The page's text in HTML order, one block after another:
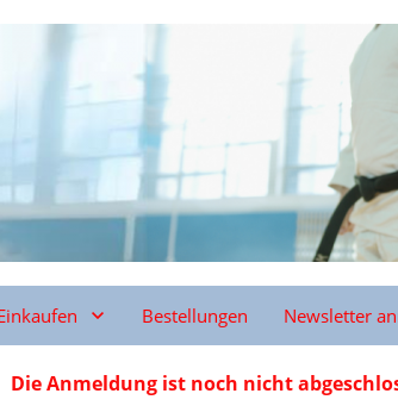
Bestellungen Newsletter
Die Anmeldung ist noch nicht